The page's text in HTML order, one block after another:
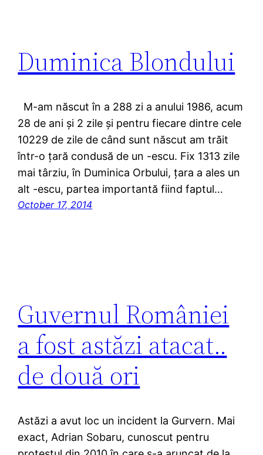
Duminica Blondului
M-am născut în a 288 zi a anului 1986, acum
28 de ani și 2 zile și pentru fiecare dintre cele
10229 de zile de când sunt născut am trăit
într-o țară condusă de un -escu. Fix 1313 zile
mai târziu, în Duminica Orbului, țara a ales un
alt -escu, partea importantă fiind faptul…
October 17, 2014
Guvernul României
a fost astăzi atacat..
de două ori
Astăzi a avut loc un incident la Gurvern. Mai
exact, Adrian Sobaru, cunoscut pentru